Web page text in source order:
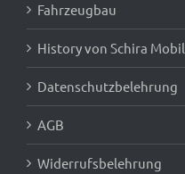
Fahrzeugbau
History von Schira Mobil
Datenschutzbelehrung
AGB
Widerrufsbelehrung